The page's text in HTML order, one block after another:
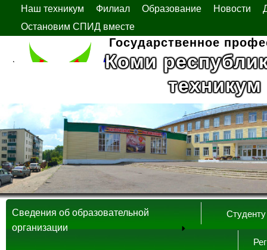
Наш техникум Филиал Образование Новости
Остановим СПИД вместе
Государственное
Коми
Студенту
Сведения об образовательной
организации